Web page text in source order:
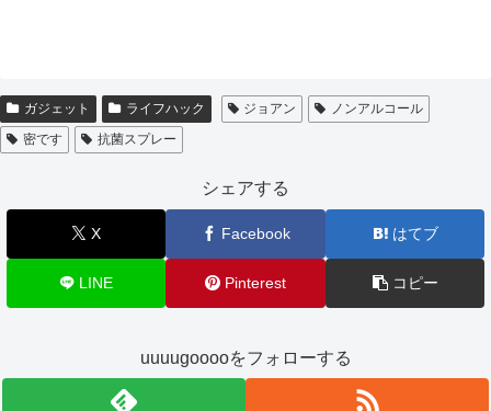
ガジェット ライフハック ジョアン
ノンアルコール
密です
抗菌スプレー
シェアする
X Facebook はてブ
LINE Pinterest コピー
uuuugooooをフォローする